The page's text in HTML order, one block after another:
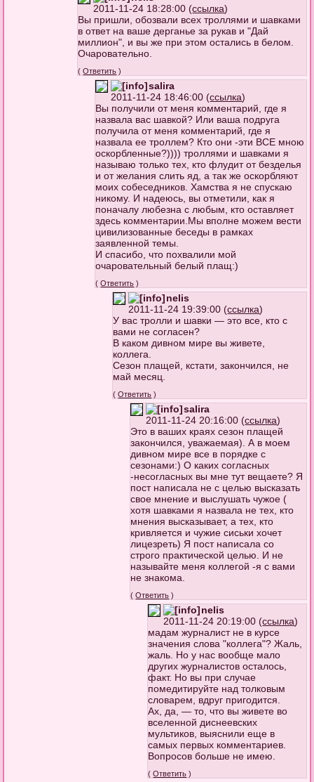
2011-11-24 18:28:00 (ссылка)
Вы пришли, обозвали всех троллями и шавками
в ответ на ваше дерганье за рукав и "Дай
миллион", и вы же при этом остались в белом.
Очаровательно.
(Ответить )
salira
2011-11-24 18:46:00 (ссылка)
Вы получили от меня комментарий, где я
назвала вас шавкой? Или ваша подруга
получила от меня комментарий, где я
назвала ее троллем? Кто они -эти ВСЕ мною
оскорбленные?)))) троллями и шавками я
называю только тех, кто флудит от безделья
и от желания слить яд, а так же оскорбляют
моих собеседников. Хамства я не спускаю
никому. И надеюсь, вы отметили, как я
поначалу любезна с любым, кто оставляет
здесь комментарии.Мы вполне можем вести
цивилизованные беседы в рамках
заявленной темы.
И спасибо, что похвалили мой
очаровательный белый плащ:)
(Ответить )
nelis
2011-11-24 19:39:00 (ссылка)
У вас тролли и шавки — это все, кто с
вами не согласен?
В каком дивном мире вы живете,
коллега.
Сезон плащей, кстати, закончился, не
май месяц.
(Ответить )
salira
2011-11-24 20:16:00 (ссылка)
Это в ваших краях сезон плащей
закончился, уважаемая). А в моем
дивном мире все в порядке с
сезонами:) О каких согласных
-несогласных вы мне тут вещаете? Я
пост написала не с целью высказать
свое мнение и выслушать чужое (
хотя шавками я назвала не тех, кто
мнения высказывает, а тех, кто
кривляется и чужие сиськи хочет
лицезреть) Я пост написала со
строго практической целью. И не
называйте меня коллегой -я с вами
не знакома.
(Ответить )
nelis
2011-11-24 20:19:00 (ссылка)
мадам журналист не в курсе
значения слова "коллега"? Жаль,
жаль. Но у нас вообще мало
других журналистов осталось,
факт. Но вы при случае
помедитируйте над толковым
словарем, вдруг пригодится.
Ах, да, — то, что вы живете во
вселенной диснеевских
мультиков, выяснили еще в
самых первых комментариев.
Вопросов больше не имею.
(Ответить )